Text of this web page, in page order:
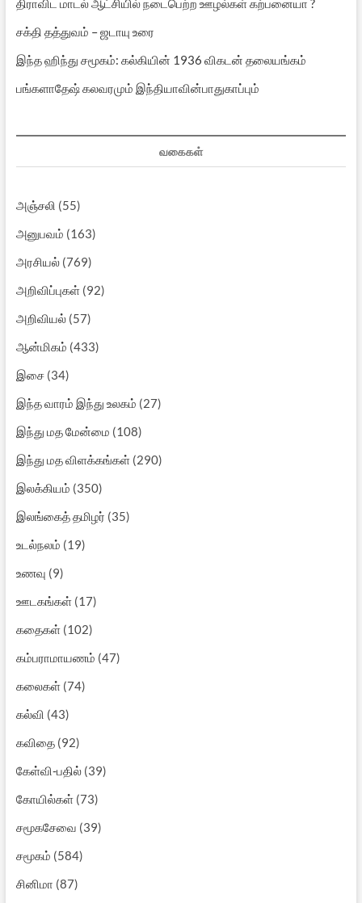
திராவிட மாடல் ஆட்சியில் நடைபெற்ற ஊழல்கள் கற்பனையா ?
சக்தி தத்துவம் – ஜடாயு உரை
இந்த ஹிந்து சமூகம்: கல்கியின் 1936 விகடன் தலையங்கம்
பங்களாதேஷ் கலவரமும் இந்தியாவின்பாதுகாப்பும்
வகைகள்
அஞ்சலி (55)
அனுபவம் (163)
அரசியல்(769)
அறிவிப்புகள்(92)
அறிவியல்(57)
ஆன்மிகம் (433)
இசை(34)
இந்த வாரம் இந்து உலகம் (27)
இந்து மத மேன்மை (108)
இந்து மத விளக்கங்கள்(290)
இலக்கியம் (350)
இலங்கைத் தமிழர் (35)
உடல்நலம் (19)
உணவு (9)
ஊடகங்கள்(17)
கதைகள்(102)
கம்பராமாயணம் (47)
கலைகள்(74)
கல்வி (43)
கவிதை(92)
கேள்வி-பதில்(39)
கோயில்கள்(73)
சமூகசேவை (39)
சமூகம் (584)
சினிமா (87)